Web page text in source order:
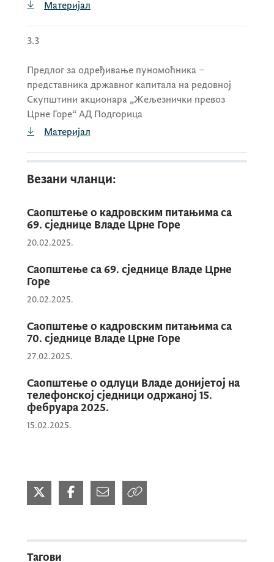
Материјал
3.3
Предлог за одређивање пуномоћника –
представника државног капитала на редовној
Скупштини акционара „Жељезнички превоз
Црне Горе“ АД Подгорица
Материјал
Везани чланци:
Саопштење о кадровским питањима са
69. сједнице Владе Црне Горе
20.02.2025.
Саопштење са 69. сједнице Владе Црне
Горе
20.02.2025.
Саопштење о кадровским питањима са
70. сједнице Владе Црне Горе
27.02.2025.
Саопштење о одлуци Владе донијетој на
телефонској сједници одржаној 15.
фебруара 2025.
15.02.2025.
Тагови